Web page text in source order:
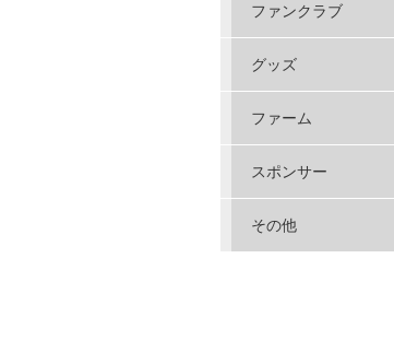
ファンクラブ
グッズ
ファーム
スポンサー
その他